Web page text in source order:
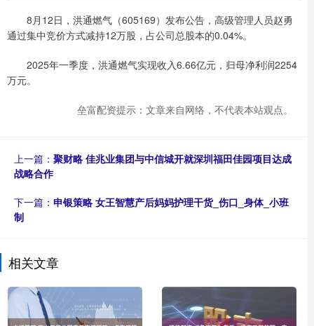
8月12日，洪通燃气（605169）发布公告，高级管理人员赵勇
通过集中竞价方式减持12万股，占公司总股本的0.04%。
2025年一季度，洪通燃气实现收入6.66亿元，归母净利润2254
万元。
垒富配资提示：文章来自网络，不代表本站观点。
上一篇： 聚财略 佳兆业集团与中信城开就深圳福田佳园项目达成
战略合作
下一篇： 申银策略 女王智慧产后妈妈护理干货_伤口_身体_小班
制
相关文章